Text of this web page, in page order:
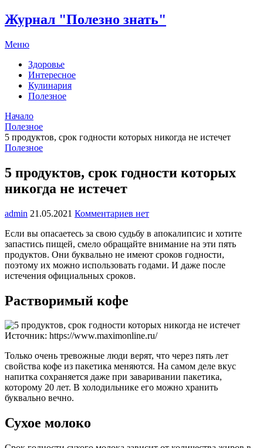
Журнал "Полезно знать"
Меню
Здоровье
Интересное
Кулинария
Полезное
Начало
Полезное
5 продуктов, срок годности которых никогда не истечет
Полезное
5 продуктов, срок годности которых
никогда не истечет
admin 21.05.2021 Комментариев нет
Если вы опасаетесь за свою судьбу в апокалипсис и хотите
запастись пищей, смело обращайте внимание на эти пять
продуктов. Они буквально не имеют сроков годности,
поэтому их можно использовать годами. И даже после
истечения официальных сроков.
Растворимый кофе
Источник: https://www.maximonline.ru/
Только очень тревожные люди верят, что через пять лет
свойства кофе из пакетика меняются. На самом деле вкус
напитка сохраняется даже при заваривании пакетика,
которому 20 лет. В холодильнике его можно хранить
буквально вечно.
Сухое молоко